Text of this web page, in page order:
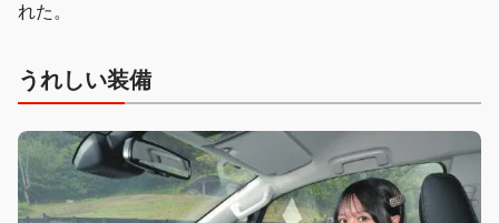
れた。
うれしい装備